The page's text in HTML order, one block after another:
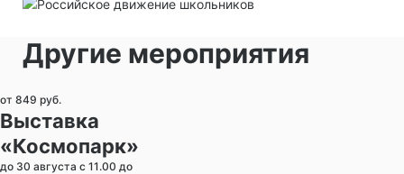
Другие мероприятия
от 849 руб.
Выставка
«Космопарк»
до 30 августа с 11.00 до